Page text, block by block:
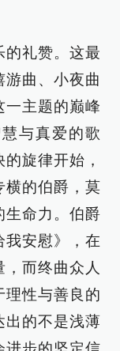
的礼赞。这最
游曲、小夜曲
一主题的巅峰
与真爱的歌
旋律开始，
横的伯爵，莫
生命力。伯爵
我安慰》，在
而终曲众人
理性与善良的
出的不是浅薄